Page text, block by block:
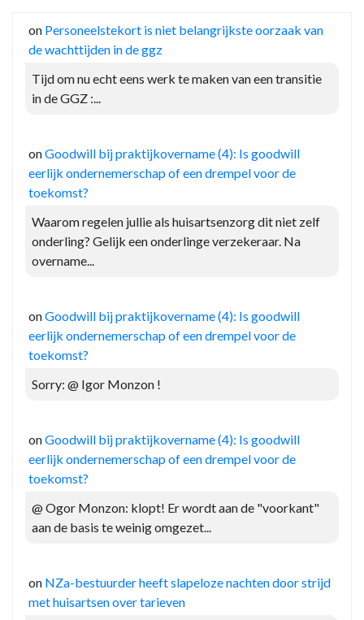
on Personeelstekort is niet belangrijkste oorzaak van
de wachttijden in de ggz
Tijd om nu echt eens werk te maken van een transitie
in de GGZ :...
onGoodwill bij praktijkovername (4): Is goodwill
eerlijk ondernemerschap of een drempel voor de
toekomst?
Waarom regelen jullie als huisartsenzorg dit niet zelf
onderling? Gelijk een onderlinge verzekeraar. Na
overname...
onGoodwill bij praktijkovername (4): Is goodwill
eerlijk ondernemerschap of een drempel voor de
toekomst?
Sorry: @ Igor Monzon !
onGoodwill bij praktijkovername (4): Is goodwill
eerlijk ondernemerschap of een drempel voor de
toekomst?
@ Ogor Monzon: klopt! Er wordt aan de "voorkant"
aan de basis te weinig omgezet...
on NZa-bestuurder heeft slapeloze nachten door strijd
met huisartsen over tarieven